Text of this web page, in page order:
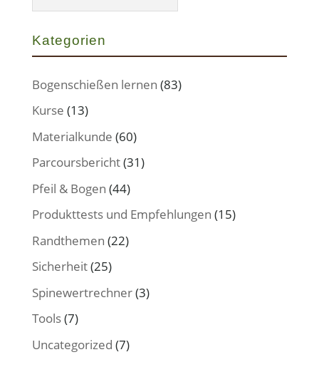
Kategorien
Bogenschießen lernen (83)
Kurse (13)
Materialkunde (60)
Parcoursbericht(31)
Pfeil & Bogen (44)
Produkttests und Empfehlungen (15)
Randthemen (22)
Sicherheit(25)
Spinewertrechner(3)
Tools(7)
Uncategorized (7)